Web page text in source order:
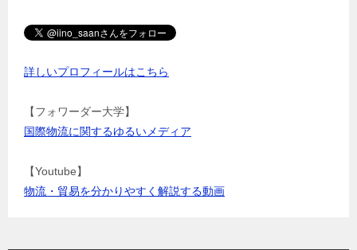
詳しいプロフィールはこちら
【フォワーダー大学】
国際物流に関するゆるいメディア
【Youtube】
物流・貿易を分かりやすく解説する動画